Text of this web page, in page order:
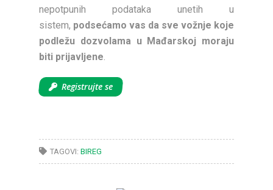
nepotpunih podataka unetih u
sistem, podsećamo vas da sve vožnje koje
podležu dozvolama u Mađarskoj moraju
biti prijavljene.
Registrujte se
TAGOVI: BIREG